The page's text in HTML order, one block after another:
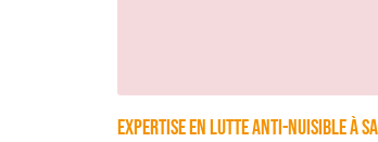
Expertise en lutte anti-nuisible à